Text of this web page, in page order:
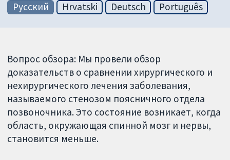
Русский
Hrvatski Deutsch Português
Вопрос обзора: Мы провели обзор
доказательств о сравнении хирургического и
нехирургического лечения заболевания,
называемого стенозом поясничного отдела
позвоночника. Это состояние возникает, когда
область, окружающая спинной мозг и нервы,
становится меньше.